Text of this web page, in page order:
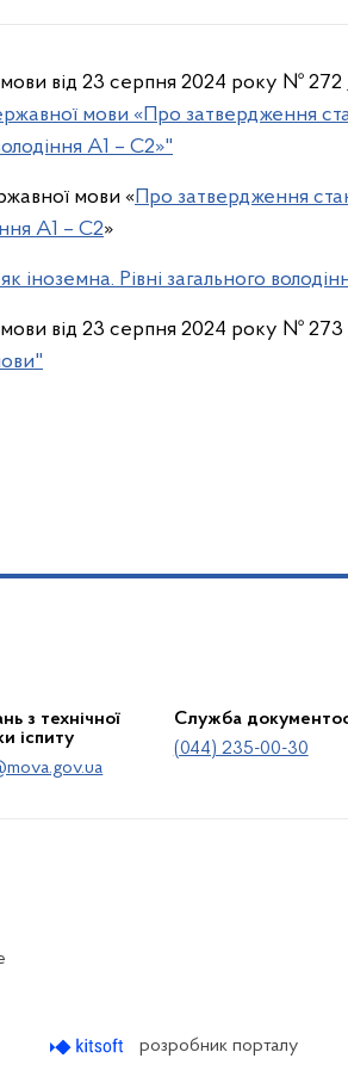
мови від 23 серпня 2024 року № 272
мови «Про затвердження
А1 – С2»"
мови «Про затвердження
А1 – С2»
іноземна. Рівні загального
мови від 23 серпня 2024 року № 273
з технічної
іспиту
Служба
(044) 235-00-30
розробник порталу